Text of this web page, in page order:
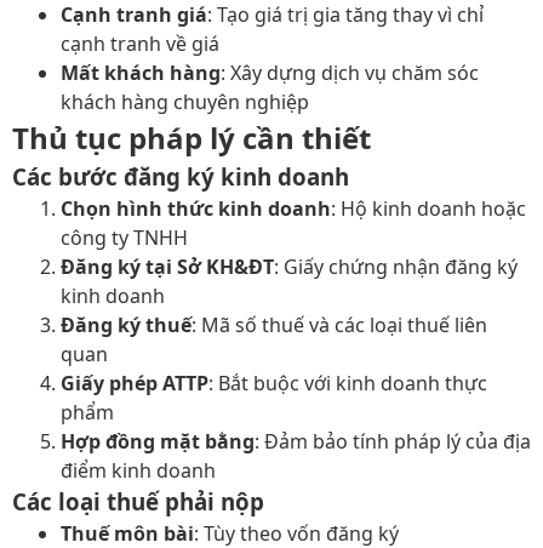
Cạnh tranh giá: Tạo giá trị gia tăng thay vì chỉ
cạnh tranh về giá
Mất khách hàng: Xây dựng dịch vụ chăm sóc
khách hàng chuyên nghiệp
Thủ tục pháp lý cần thiết
Các bước đăng ký kinh doanh
Chọn hình thức kinh doanh: Hộ kinh doanh hoặc
công ty TNHH
Đăng ký tại Sở KH&ĐT: Giấy chứng nhận đăng ký
kinh doanh
Đăng ký thuế: Mã số thuế và các loại thuế liên
quan
Giấy phép ATTP: Bắt buộc với kinh doanh thực
phẩm
Hợp đồng mặt bằng: Đảm bảo tính pháp lý của địa
điểm kinh doanh
Các loại thuế phải nộp
Thuế môn bài: Tùy theo vốn đăng ký